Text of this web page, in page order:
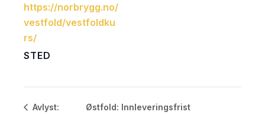
https://norbrygg.no/
vestfold/vestfoldku
rs/
STED
Avlyst:
Østfold: Innleveringsfrist